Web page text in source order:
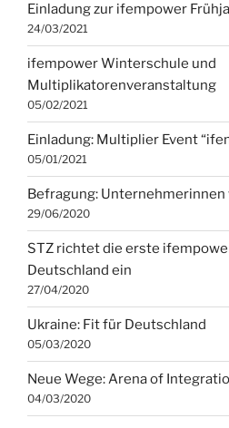
Einladung zur ifempower
24/03/2021
ifempower Winterschule und
Multiplikatorenveranstaltung
05/02/2021
Einladung: Multiplier Event
05/01/2021
Befragung: Unternehmerinnen
29/06/2020
STZ richtet die erste
Deutschland ein
27/04/2020
Ukraine: Fit für Deutschland
05/03/2020
Neue Wege: Arena of
04/03/2020